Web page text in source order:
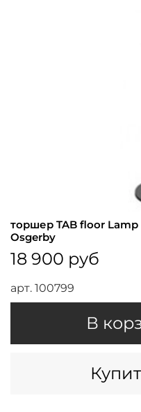
арт. 100799
торшер TAB floor
Osgerby
18 900 руб
В